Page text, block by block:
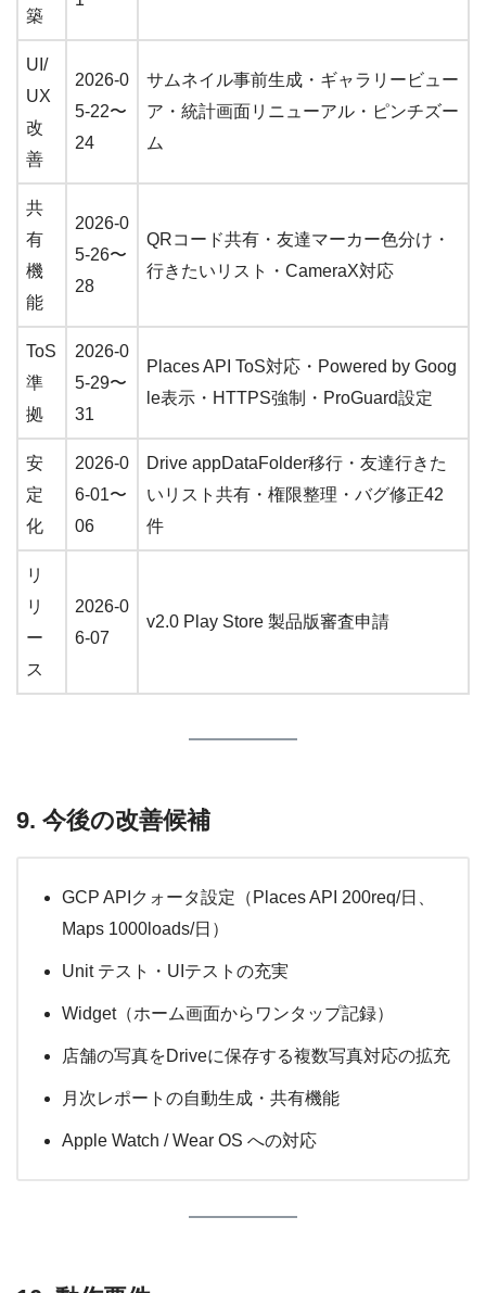
築
UI/
UX
改
善
2026-0
5-22〜
24
サムネイル事前生成・ギャラリービュー
ア・統計画面リニューアル・ピンチズー
ム
共
有
機
能
2026-0
5-26〜
28
QRコード共有・友達マーカー色分け・
行きたいリスト・CameraX対応
ToS
準
拠
2026-0
5-29〜
31
Places API ToS対応・Powered by Goog
le表示・HTTPS強制・ProGuard設定
安
定
化
2026-0
6-01〜
06
Drive appDataFolder移行・友達行きた
いリスト共有・権限整理・バグ修正42
件
リ
リ
ー
ス
2026-0
6-07
v2.0 Play Store 製品版審査申請
9. 今後の改善候補
GCP APIクォータ設定（Places API 200req/日、
Maps 1000loads/日）
Unit テスト・UIテストの充実
Widget（ホーム画面からワンタップ記録）
店舗の写真をDriveに保存する複数写真対応の拡充
月次レポートの自動生成・共有機能
Apple Watch / Wear OS への対応